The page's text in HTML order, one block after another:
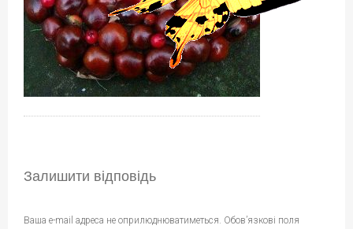
Залишити відповідь
Ваша e-mail адреса не оприлюднюватиметься. Обов’язкові поля